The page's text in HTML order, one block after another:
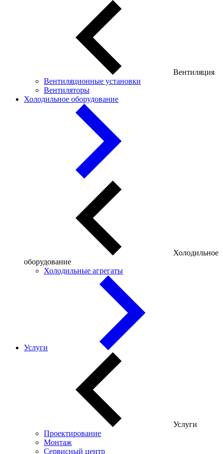
Вентиляция
Вентиляционные установки
Вентиляторы
Холодильное оборудование
Холодильное
оборудование
Холодильные агрегаты
Услуги
Услуги
Проектирование
Монтаж
Сервисный центр